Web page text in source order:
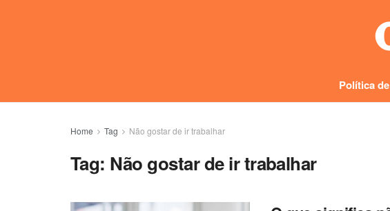
Política
Home Tag Não gostar de ir trabalhar
Tag: Não gostar de ir trabalhar